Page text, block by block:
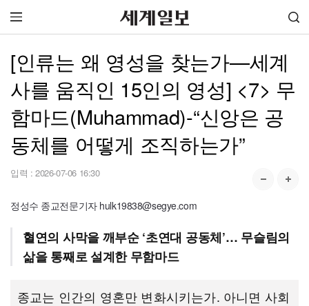
[인류는 왜 영성을 찾는가—세계
사를 움직인 15인의 영성] <7> 무
함마드(Muhammad)-“신앙은 공
동체를 어떻게 조직하는가”
입력 : 2026-07-06 16:30
정성수 종교전문기자 hulk19838@segye.com
혈연의 사막을 깨부순 ‘초연대 공동체’… 무슬림의
삶을 통째로 설계한 무함마드
종교는 인간의 영혼만 변화시키는가. 아니면 사회